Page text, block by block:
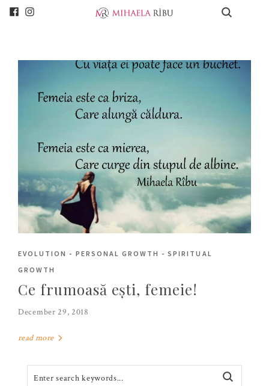
EVOLUTION - PERSONAL GROWTH -SPIRITUAL
GROWTH
Ce frumoasă ești, femeie!
December 29, 2018
read more